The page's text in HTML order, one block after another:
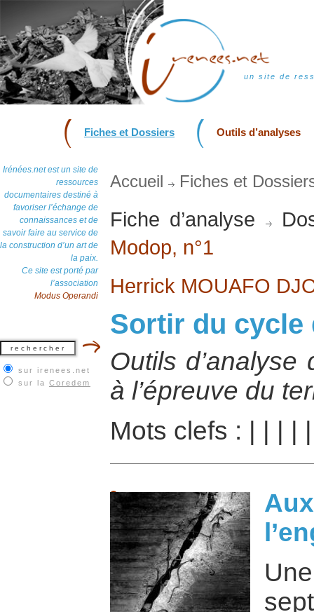
un site de
Fiches et Dossiers Outils d’analyses
Irénées.net est un site de
ressources
documentaires destiné à
favoriser l’échange de
connaissances et de
savoir faire au service de
la construction d’un art de
la paix.
Ce site est porté par
l’association
Modus Operandi
sur irenees.net
sur la Coredem
Accueil Fiches et
Fiche d’analyse
Modop, n°1
Herrick MOUAFO
Sortir du cycle
Outils
à l’épreuve du
Mots clefs :